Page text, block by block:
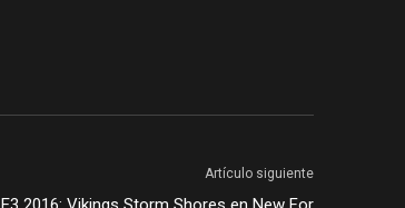
Artículo siguiente